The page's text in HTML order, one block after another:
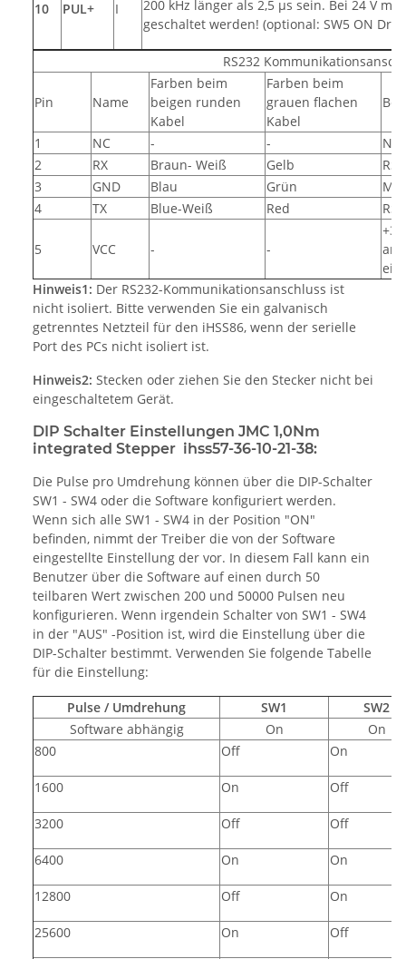
200 kHz länger als 2,5 µs sein. Bei 24 V
geschaltet werden! (optional: SW5 ON
10 PUL+ I
RS232
Pin Name
Farben beim
beigen runden
Kabel
Farben beim
grauen flachen
Kabel
1 NC - -
2
RX Braun- Weiß Gelb
3
GND Blau Grün
4
TX Blue-Weiß Red
5 VCC - -
Hinweis1: Der RS232-Kommunikationsanschluss ist
nicht isoliert. Bitte verwenden Sie ein galvanisch
getrenntes Netzteil für den iHSS86, wenn der serielle
Port des PCs nicht isoliert ist.
Hinweis2: Stecken oder ziehen Sie den Stecker nicht bei
eingeschaltetem Gerät.
DIP Schalter Einstellungen JMC 1,0Nm
integrated Stepper ihss57-36-10-21-38:
Die Pulse pro Umdrehung können über die DIP-Schalter
SW1 - SW4 oder die Software konfiguriert werden.
Wenn sich alle SW1 - SW4 in der Position "ON"
befinden, nimmt der Treiber die von der Software
eingestellte Einstellung der vor. In diesem Fall kann ein
Benutzer über die Software auf einen durch 50
teilbaren Wert zwischen 200 und 50000 Pulsen neu
konfigurieren. Wenn irgendein Schalter von SW1 - SW4
in der "AUS" -Position ist, wird die Einstellung über die
DIP-Schalter bestimmt. Verwenden Sie folgende Tabelle
für die Einstellung:
Pulse / Umdrehung SW1
SW2
Software abhängig
On
On
800
Off On
1600 On Off
3200 Off Off
6400 On On
12800 Off On
25600 On Off